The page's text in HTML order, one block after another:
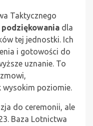
Taktycznego
dla
tej jednostki. Ich
i gotowości do
uznanie. To
wysokim poziomie.
do ceremonii, ale
Baza Lotnictwa